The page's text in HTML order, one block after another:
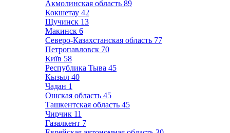
Акмолинская область 89
Кокшетау 42
Щучинск 13
Макинск 6
Северо-Казахстанская область 77
Петропавловск 70
Київ 58
Республика Тыва 45
Кызыл 40
Чадан 1
Ошская область 45
Ташкентская область 45
Чирчик 11
Газалкент 7